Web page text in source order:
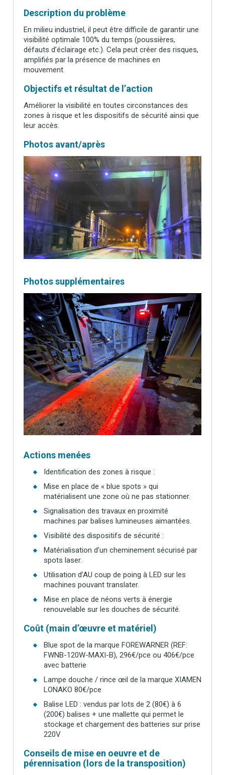
Description du problème
En milieu industriel, il peut être difficile de garantir une
visibilité optimale 100% du temps (poussières,
défauts d’éclairage etc.). Cela peut créer des risques,
amplifiés par la présence de machines en
mouvement.
Objectifs et résultat de l’action
Améliorer la visibilité en toutes circonstances des
zones à risque et les dispositifs de sécurité ainsi que
leur accès.
Photos avant/après
Photos supplémentaires
Actions menées
Identification des zones à risque :
Mise en place de « blue spots » qui
matérialisent une zone où ne pas stationner.
Signalisation des travaux en proximité
machines par balises lumineuses aimantées.
Visibilité des dispositifs de sécurité :
Matérialisation d’un cheminement sécurisé par
spots laser.
Utilisation d’AU coup de poing à LED sur les
machines pouvant translater.
Mise en place de néons verts à énergie
renouvelable sur les douches de sécurité.
Coût (main d’œuvre et matériel)
Blue spot de la marque FOREWARNER (REF:
FWNB-120W-MAXI-B), 296€/pce ou 406€/pce
avec batterie
Lampe douche / rince œil de la marque XIAMEN
LONAKO 80€/pce
Balise LED : vendus par lots de 2 (80€) à 6
(200€) balises + une mallette qui permet le
stockage et chargement des batteries sur prise
220V
Conseils de mise en oeuvre et de
pérennisation (lors de la transposition)